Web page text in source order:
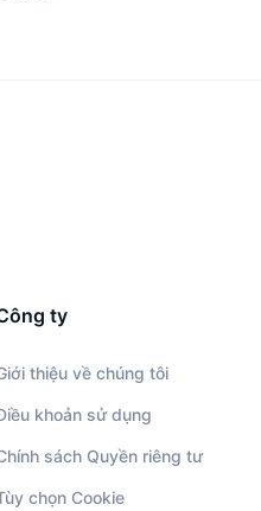
ty
thiệu về chúng tôi
khoản sử dụng
sách Quyền riêng tư
chọn Cookie